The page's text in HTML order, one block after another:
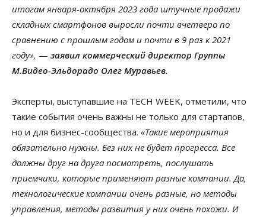
итогам января-октября 2023 года штучные продажи
складных смартфонов выросли почти вчетверо по
сравнению с прошлым годом и почти в 9 раз к 2021
году», — заявил коммерческий директор Группы
М.Видео-Эльдорадо Олег Муравьев.
Эксперты, выступавшие на TECH WEEK, отметили, что
такие события очень важны не только для стартапов,
но и для бизнес-сообщества. «Такие мероприятия
обязательно нужны. Без них не будет прогресса. Все
должны друг на друга посмотреть, послушать
приемчики, которые применяют разные компании. Да,
технологические компании очень разные, но методы
управления, методы развития у них очень похожи. И